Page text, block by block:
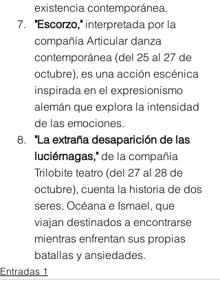
existencia contemporánea.
"Escorzo," interpretada por la
compañía Articular danza
contemporánea (del 25 al 27 de
octubre), es una acción escénica
inspirada en el expresionismo
alemán que explora la intensidad
de las emociones.
"La extraña desaparición de las
luciérnagas," de la compañía
Trilobite teatro (del 27 al 28 de
octubre), cuenta la historia de dos
seres, Océana e Ismael, que
viajan destinados a encontrarse
mientras enfrentan sus propias
batallas y ansiedades.
Entradas 1